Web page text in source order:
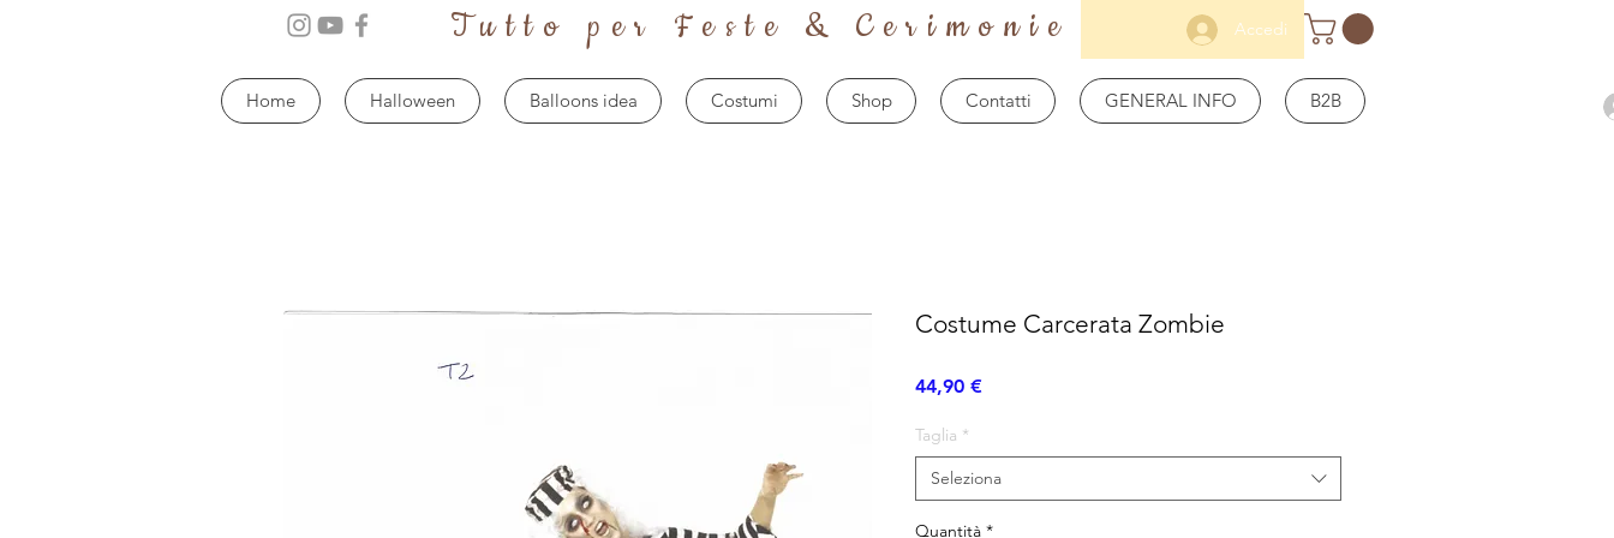
Tutto per Feste & Cerimonie Accedi
Home Halloween Balloons idea Costumi Shop Contatti GENERAL INFO B2B
Costume Carcerata Zombie
44,90 €Prezzo
Taglia *
Seleziona
Quantità *